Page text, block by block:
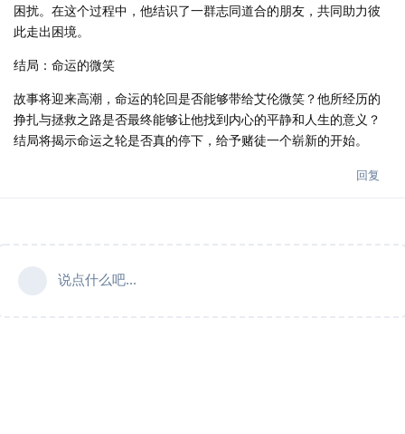
困扰。在这个过程中，他结识了一群志同道合的朋友，共同助力彼
此走出困境。
结局：命运的微笑
故事将迎来高潮，命运的轮回是否能够带给艾伦微笑？他所经历的
挣扎与拯救之路是否最终能够让他找到内心的平静和人生的意义？
结局将揭示命运之轮是否真的停下，给予赌徒一个崭新的开始。
回复
说点什么吧...